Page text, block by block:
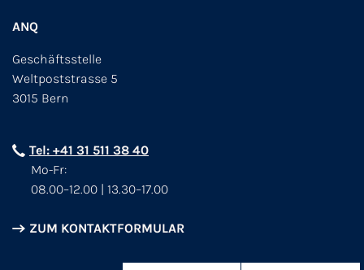
ANQ
Geschäftsstelle
Weltpoststrasse 5
3015 Bern
Tel: +41 31 511 38 40
Mo-Fr:
08.00–12.00 | 13.30–17.00
ZUM KONTAKTFORMULAR